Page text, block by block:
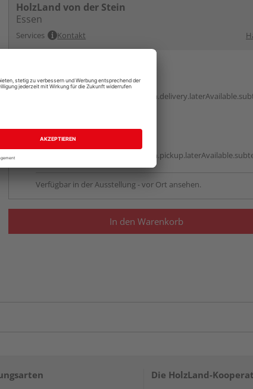
HolzLand von der Stein
Essen
Services Kontakt
Auf Vorbestellung:
Beim Händler abholen
Auf Vorbestellung:
Verfügbar in der Ausstellung - vor Ort ansehen.
In den Warenkorb
Die HolzLand-